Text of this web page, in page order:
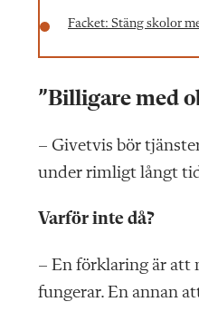
Facket: Stäng skolor
”Billigare med
– Givetvis bör
under rimligt långt
Varför inte då?
– En förklaring är att
fungerar. En annan